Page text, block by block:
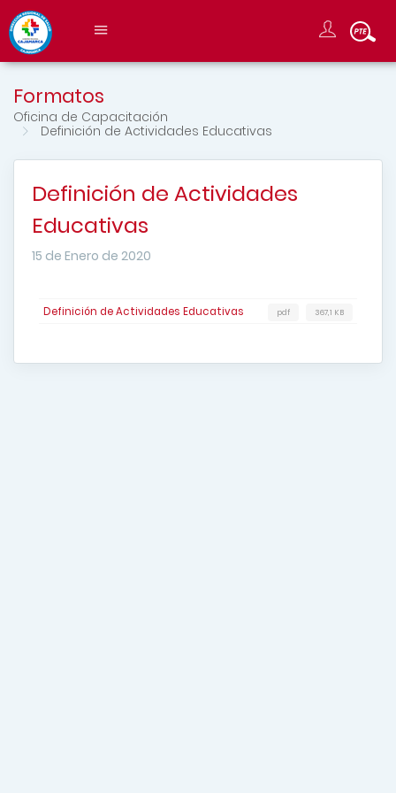
Formatos
Oficina de Capacitación
Definición de Actividades Educativas
Definición de Actividades
Educativas
15 de Enero de 2020
Definición de Actividades Educativas 367,1 KB
pdf